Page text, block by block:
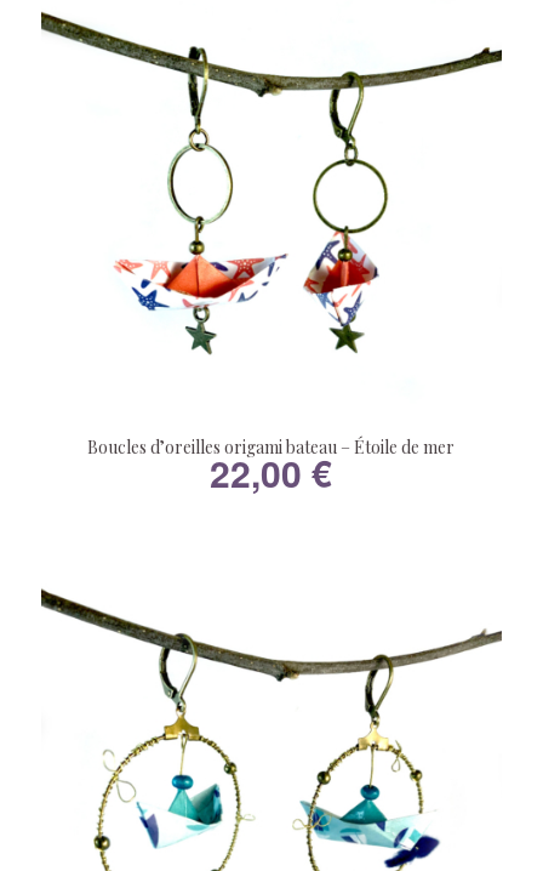
Boucles d’oreilles origami bateau – Étoile de mer
22,00€